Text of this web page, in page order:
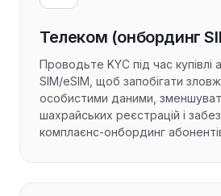
Телеком (онбординг
Проводьте KYC під час купівлі
SIM/eSIM, щоб запобігати
особистими даними,
шахрайських реєстрацій і
комплаєнс-онбординг